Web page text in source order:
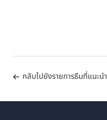
กลับไปยังรายการธีมที่แนะนำ